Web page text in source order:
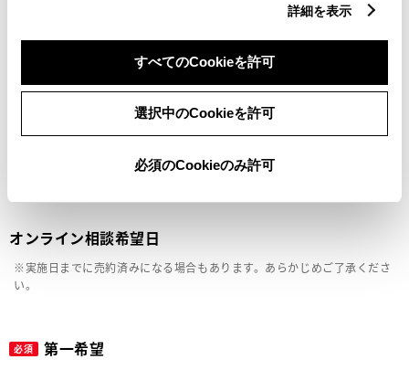
詳細を表示
すべてのCookieを許可
選択中のCookieを許可
必須のCookieのみ許可
オンライン相談希望日
※実施日までに売約済みになる場合もあります。あらかじめご了承くださ
い。
必須 第一希望